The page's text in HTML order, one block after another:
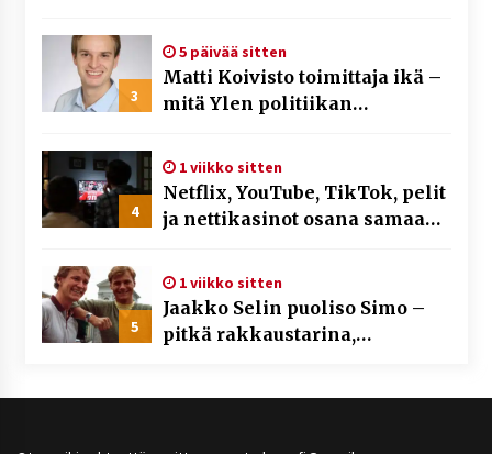
3
5 päivää sitten
Matti Koivisto toimittaja ikä –
mitä Ylen politiikan
4
1 viikko sitten
Netflix, YouTube, TikTok, pelit
ja nettikasinot osana samaa
5
1 viikko sitten
Jaakko Selin puoliso Simo –
pitkä rakkaustarina,